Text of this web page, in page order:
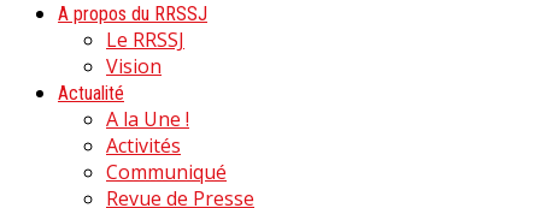
A propos du RRSSJ
Le RRSSJ
Vision
Actualité
A la Une !
Activités
Communiqué
Revue de Presse